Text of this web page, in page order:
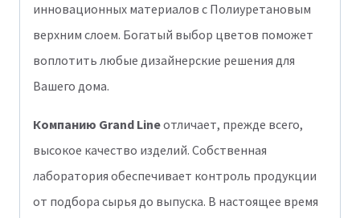
инновационных материалов с Полиуретановым
верхним слоем. Богатый выбор цветов поможет
воплотить любые дизайнерские решения для
Вашего дома.
Компанию Grand Lineотличает, прежде всего,
высокое качество изделий. Собственная
лаборатория обеспечивает контроль продукции
от подбора сырья до выпуска. В настоящее время